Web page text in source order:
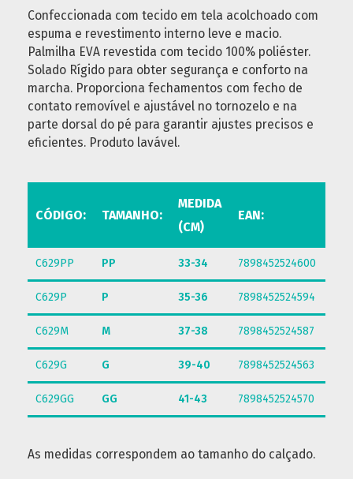
Confeccionada com tecido em tela acolchoado com
espuma e revestimento interno leve e macio.
Palmilha EVA revestida com tecido 100% poliéster.
Solado Rígido para obter segurança e conforto na
marcha. Proporciona fechamentos com fecho de
contato removível e ajustável no tornozelo e na
parte dorsal do pé para garantir ajustes precisos e
eficientes. Produto lavável.
CÓDIGO: TAMANHO:
MEDIDA
(CM)
EAN:
C629PP PP 33-34 7898452524600
C629P P 35-36 7898452524594
C629M M 37-38 7898452524587
C629G G 39-40 7898452524563
C629GG GG 41-43 7898452524570
As medidas correspondem ao tamanho do calçado.